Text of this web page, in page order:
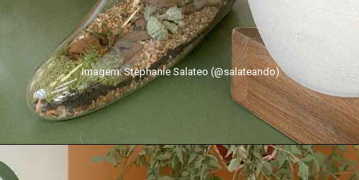
Imagem: Stephanie Salateo (@salateando)